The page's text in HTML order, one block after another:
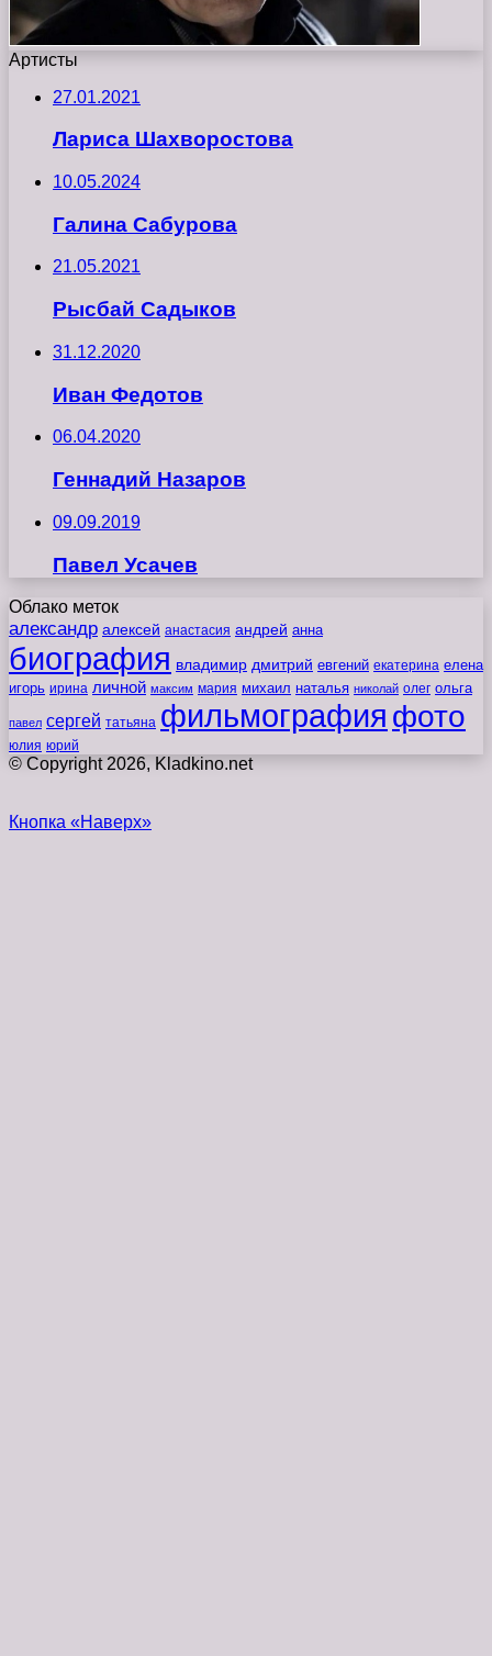
Артисты
27.01.2021
Лариса Шахворостова
10.05.2024
Галина Сабурова
21.05.2021
Рысбай Садыков
31.12.2020
Иван Федотов
06.04.2020
Геннадий Назаров
09.09.2019
Павел Усачев
Облако меток
александр алексей анастасия андрей анна
биография владимир дмитрий евгений екатерина елена
игорь ирина личной максим мария михаил наталья николай олег ольга
павел сергей татьяна фильмография фото
юлия юрий
© Copyright 2026, Kladkino.net
Кнопка «Наверх»